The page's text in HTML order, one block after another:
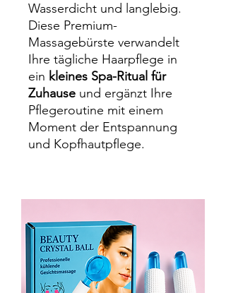
Wasserdicht und langlebig.
Diese Premium-
Massagebürste verwandelt
Ihre tägliche Haarpflege in
ein kleines Spa-Ritual für
Zuhause und ergänzt Ihre
Pflegeroutine mit einem
Moment der Entspannung
und Kopfhautpflege.